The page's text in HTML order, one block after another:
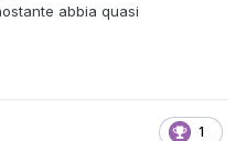
abbia quasi
1